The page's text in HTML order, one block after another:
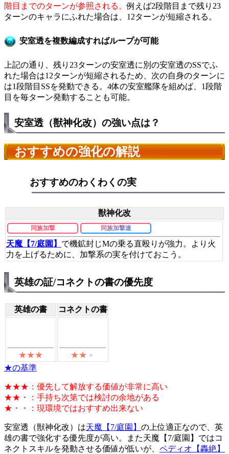
階目までのターンが参照される。例えば2段階目まで残り23
ターンのキャラにふれた場合は、12ターンが短縮される。
安室透を複数編成すればループが可能
上記の通り、残り23ターンの安室透に別の安室透のSSでふ
れた場合は12ターンが短縮されるため、次の自身のターンに
は1段階目SSを発動できる。4体の安室艦隊を組めば、1段階
目を毎ターン発動することも可能。
安室透（獣神化改）の強い点は？
おすすめの強化の解説
おすすめのわくわくの実
獣神化改
同族加撃 同族加撃速
天魔【7/庭園】 で機鉱封じMの乗る直殴りが強力。より火
力を上げるために、加撃系の実を付けておこう。
英雄の証/コネクトの書の優先度
英雄の書 コネクトの書
★の基準
★★★：優先して解放する価値が非常に高い
★★・：手持ち次第では検討の余地がある
★・・：現環境ではおすすめ出来ない
安室透（獣神化改）は天魔【7/庭園】 の上位適正なので、英
雄の書で強化する優先度が高い。また天魔【7/庭園】ではコ
ネクトスキルを発動させる価値が低いが、 ペディオ【轟絶】